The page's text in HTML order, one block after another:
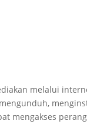
melalui
mengakses